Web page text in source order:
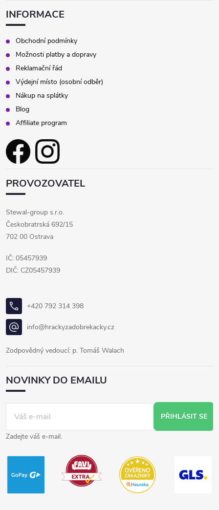
INFORMACE
Obchodní podmínky
Možnosti platby a dopravy
Reklamační řád
Výdejní místo (osobní odběr)
Nákup na splátky
Blog
Affiliate program
PROVOZOVATEL
Stewal-group s.r.o.
Českobratrská 692/15
702 00 Ostrava
IČ: 05457939
DIČ: CZ05457939
+420 792 314 398
info@hrackyzadobrekacky.cz
Zodpovědný vedoucí: p. Tomáš Walach
NOVINKY DO EMAILU
PŘIHLÁSIT SE
Zadejte váš e-mail.